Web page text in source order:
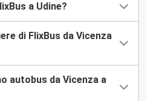
a Udine?
di FlixBus da Vicenza
autobus da Vicenza a